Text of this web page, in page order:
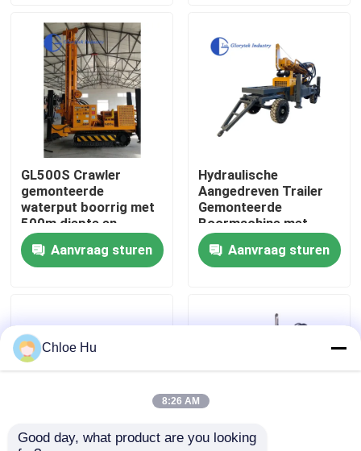
Producten
Ongeveer ons
Fabrieksreis
Kwaliteitscontrole
Nieuws
Verzoek om een Citaat
Boorinstallatiemachines
Boorinstallatie voor waterputten
GL500S Crawler
gemonteerde
waterput boorrig met
500m diepte en
153KW diesel motor
voor landbouw
irrigatie
Aanvraag sturen
Hydraulische
Aangedreven Trailer
Gemonteerde
Boormachine met
70kw Dieselmotor
voor 260m Diepte
Waterput Boren
Aanvraag sturen
Chloe Hu
8:26 AM
Good day, what product are you looking